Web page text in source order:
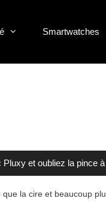
Smartwatches
Pluxy et oubliez la pince
la cire et beaucoup